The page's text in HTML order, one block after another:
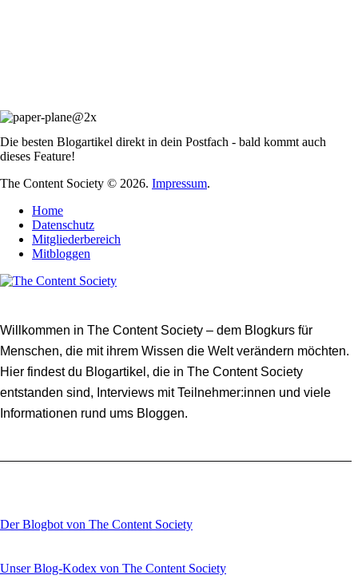
Die besten Blogartikel direkt in dein Postfach - bald kommt auch
dieses Feature!
The Content Society © 2026. Impressum.
Home
Datenschutz
Mitgliederbereich
Mitbloggen
Willkommen in The Content Society – dem Blogkurs für
Menschen, die mit ihrem Wissen die Welt verändern möchten.
Hier findest du Blogartikel, die in The Content Society
entstanden sind, Interviews mit Teilnehmer:innen und viele
Informationen rund ums Bloggen.
Der Blogbot von The Content Society
Unser Blog-Kodex von The Content Society